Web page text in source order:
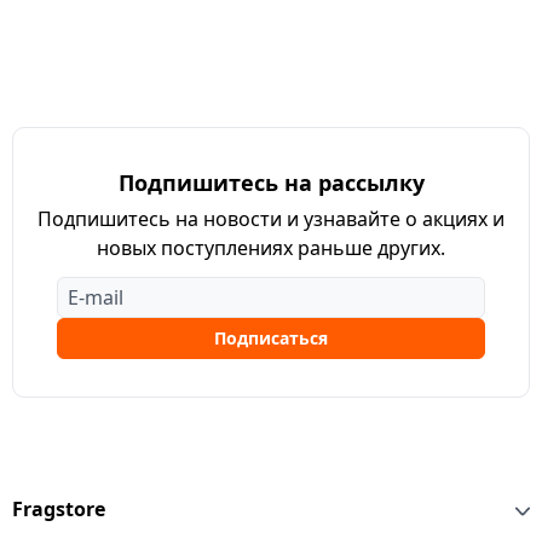
Подпишитесь на рассылку
Подпишитесь на новости и узнавайте о акциях и
новых поступлениях раньше других.
Подписаться
Fragstore